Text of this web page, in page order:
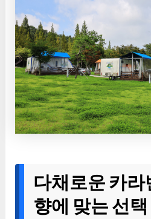
다채로운 카라
향에 맞는 선택